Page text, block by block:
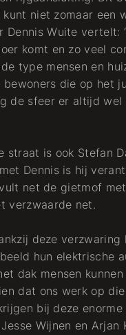
niet zomaar een
Dennis Wuite
komt en zo veel
type mensen en
die op het
de sfeer er altijd
straat is ook Stefan
Dennis is hij
net de gietmof
verzwaarde net.
deze
hun elektrische
dak mensen
dat ons werk op
bij deze
Wijnen en